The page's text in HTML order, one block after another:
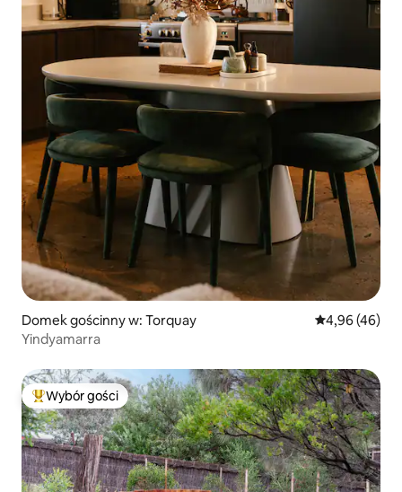
Domek gościnny w: Torquay Średnia
4,96 (46)
Yindyamarra
Najpopularniejsze z kategorii Wybór gości
Wybór gości